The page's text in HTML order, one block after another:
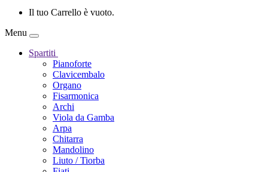
Il tuo Carrello è vuoto.
Menu
Spartiti
Pianoforte
Clavicembalo
Organo
Fisarmonica
Archi
Viola da Gamba
Arpa
Chitarra
Mandolino
Liuto / Tiorba